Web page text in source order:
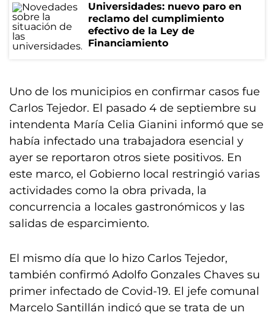
Universidades: nuevo paro en
reclamo del cumplimiento
efectivo de la Ley de
Financiamiento
Uno de los municipios en confirmar casos fue
Carlos Tejedor. El pasado 4 de septiembre su
intendenta María Celia Gianini informó que se
había infectado una trabajadora esencial y
ayer se reportaron otros siete positivos. En
este marco, el Gobierno local restringió varias
actividades como la obra privada, la
concurrencia a locales gastronómicos y las
salidas de esparcimiento.
El mismo día que lo hizo Carlos Tejedor,
también confirmó Adolfo Gonzales Chaves su
primer infectado de Covid-19. El jefe comunal
Marcelo Santillán indicó que se trata de un